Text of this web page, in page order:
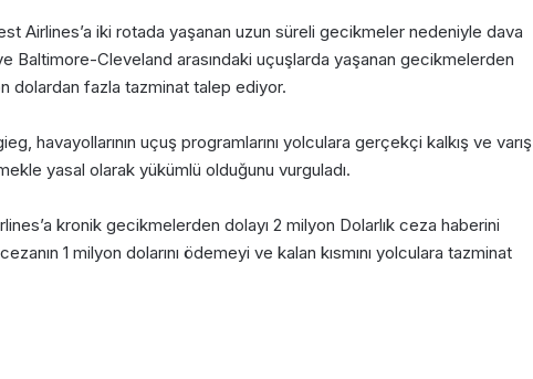
Airlines’a iki rotada yaşanan uzun süreli gecikmeler nedeniyle dava
Baltimore-Cleveland arasındaki uçuşlarda yaşanan gecikmelerden
dolardan fazla tazminat talep ediyor.
havayollarının uçuş programlarını yolculara gerçekçi kalkış ve varış
yasal olarak yükümlü olduğunu vurguladı.
kronik gecikmelerden dolayı 2 milyon Dolarlık ceza haberini
1 milyon dolarını ödemeyi ve kalan kısmını yolculara tazminat